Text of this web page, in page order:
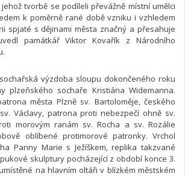
tvorbě se podíleli převážně místní umělci
k poměrně rané době vzniku i vzhledem
spjaté s dějinami města značný a přesahuje
památkář Viktor Kovařík z Národního
výzdoba sloupu dokončeného roku
plzeňského sochaře Kristiána Widemanna.
města Plzně sv. Bartoloměje, českého
Václavy, patrona proti nebezpečí ohně sv.
morovým ranám sv. Rocha a sv. Rozálie
oblíbené protimorové patronky. Vrchol
Panny Marie s Ježíškem, replika takzvané
skulptury pocházející z období konce 3.
na hlavním oltáři v blízkém městském